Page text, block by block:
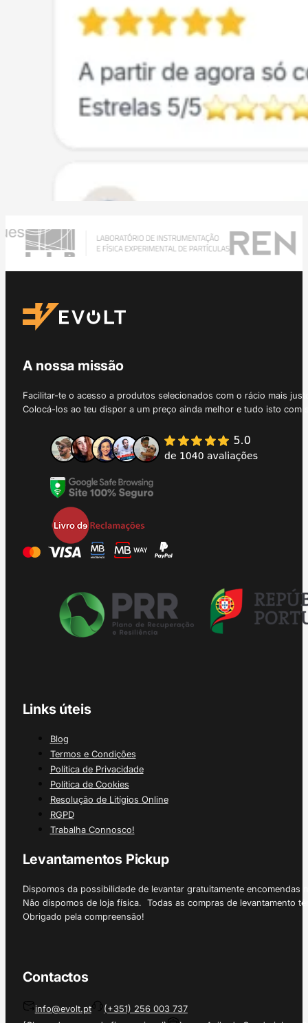
A nossa missão
Facilitar-te o acesso a produtos selecionados com o rácio mais
Colocá-los ao teu dispor a um preço ainda melhor e tudo isto
Links úteis
Blog
Termos e Condições
Política de Privacidade
Política de Cookies
Resolução de Litígios Online
RGPD
Trabalha Connosco!
Levantamentos Pickup
Dispomos da possibilidade de levantar gratuitamente
Não dispomos de loja física. Todas as compras de levantamento
Obrigado pela compreensão!
Contactos
info@evolt.pt
(+351) 256 003 737